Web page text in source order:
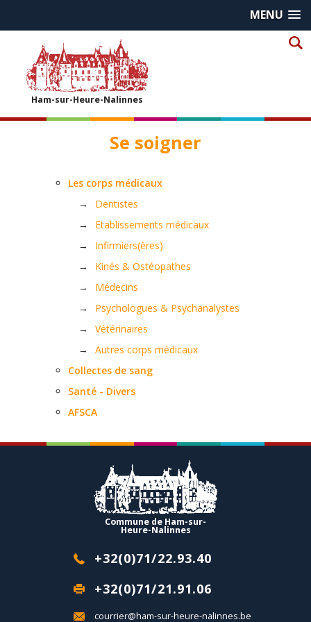
MENU
Ham-sur-Heure-Nalinnes
Se soigner
Les corps médicaux
Dentistes
Etablissements médicaux
Infirmiers(ères)
Kinés & Ostéopathes
Médecins
Psychologues & Psychanalystes
Vétérinaires
Autres corps médicaux
Collectes de sang
Santé - Divers
AFSCA
Commune de Ham-sur-
Heure-Nalinnes
+32(0)71/22.93.40
+32(0)71/21.91.06
courrier@ham-sur-heure-nalinnes.be